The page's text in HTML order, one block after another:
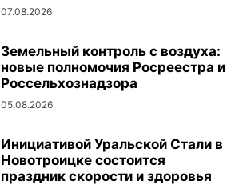
07.08.2026
Земельный контроль с воздуха:
новые полномочия Росреестра и
Россельхознадзора
05.08.2026
Инициативой Уральской Стали в
Новотроицке состоится
праздник скорости и здоровья